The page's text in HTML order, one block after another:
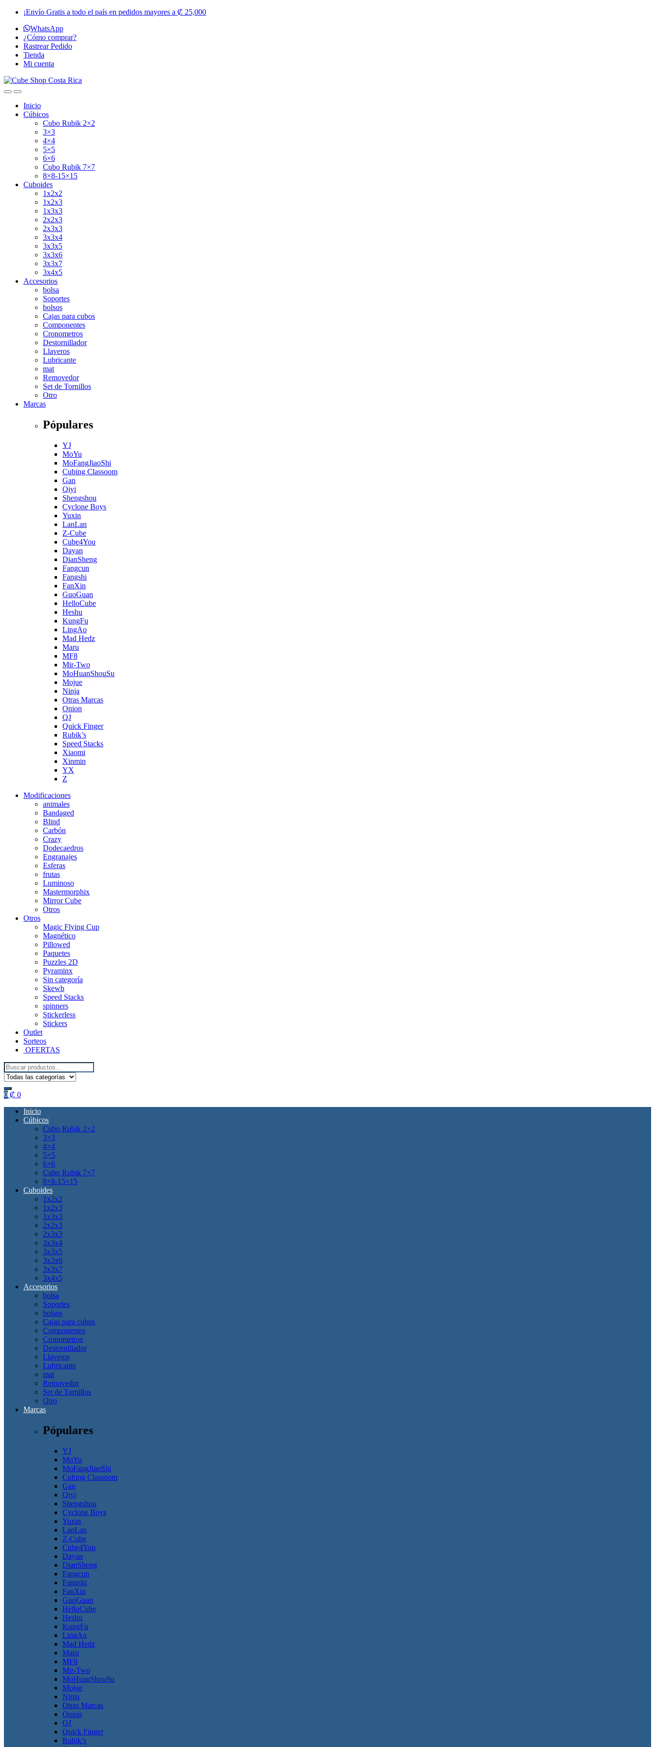
Skip
navigation
Skip
content
¡Envío Gratis a todo el país en pedidos mayores a ₡ 25,000
WhatsApp
¿Cómo comprar?
Rastrear Pedido
Tienda
Mi cuenta
Inicio
Cúbicos
Cubo Rubik 2×2
3×3
4×4
5×5
6×6
Cubo Rubik 7×7
8×8-15×15
Cuboides
1x2x2
1x2x3
1x3x3
2x2x3
2x3x3
3x3x4
3x3x5
3x3x6
3x3x7
3x4x5
Accesorios
bolsa
Soportes
bolsos
Cajas para cubos
Componentes
Cronometros
Destornillador
Llaveros
Lubricante
mat
Removedor
Set de Tornillos
Otro
Marcas
Pópulares
YJ
MoYu
MoFangJiaoShi
Cubing Classoom
Gan
Qiyi
Shengshou
Cyclone Boys
Yuxin
LanLan
Z-Cube
Cube4You
Dayan
DianSheng
Fangcun
Fangshi
FanXin
GuoGuan
HelloCube
Heshu
KungFu
LingAo
Mad Hedz
Maru
MF8
Mir-Two
MoHuanShouSu
Mojue
Ninja
Otras Marcas
Onion
QJ
Quick Finger
Rubik’s
Speed Stacks
Xiaomi
Xinmin
YX
Z
Modificaciones
animales
Bandaged
Blind
Carbón
Crazy
Dodecaedros
Engranajes
Esferas
frutas
Luminoso
Mastermorphix
Mirror Cube
Otros
Otros
Magic Flying Cup
Magnético
Pillowed
Paquetes
Puzzles 2D
Pyraminx
Sin categoría
Skewb
Speed Stacks
spinners
Stickerless
Stickers
Outlet
Sorteos
OFERTAS
Search
for:
0 ₡ 0
Inicio
Cúbicos
Cubo Rubik 2×2
3×3
4×4
5×5
6×6
Cubo Rubik 7×7
8×8-15×15
Cuboides
1x2x2
1x2x3
1x3x3
2x2x3
2x3x3
3x3x4
3x3x5
3x3x6
3x3x7
3x4x5
Accesorios
bolsa
Soportes
bolsos
Cajas para cubos
Componentes
Cronometros
Destornillador
Llaveros
Lubricante
mat
Removedor
Set de Tornillos
Otro
Marcas
Pópulares
YJ
MoYu
MoFangJiaoShi
Cubing Classoom
Gan
Qiyi
Shengshou
Cyclone Boys
Yuxin
LanLan
Z-Cube
Cube4You
Dayan
DianSheng
Fangcun
Fangshi
FanXin
GuoGuan
HelloCube
Heshu
KungFu
LingAo
Mad Hedz
Maru
MF8
Mir-Two
MoHuanShouSu
Mojue
Ninja
Otras Marcas
Onion
QJ
Quick Finger
Rubik’s